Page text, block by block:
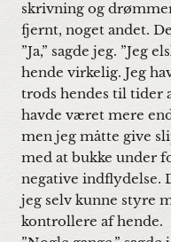
skrivning og
fjernt, noget andet.
”Ja,” sagde jeg. ”Jeg
hende virkelig. Jeg
trods hendes til tider
havde været mere
men jeg måtte give
med at bukke under
negative indflydelse.
jeg selv kunne styre
kontrollere af hende.